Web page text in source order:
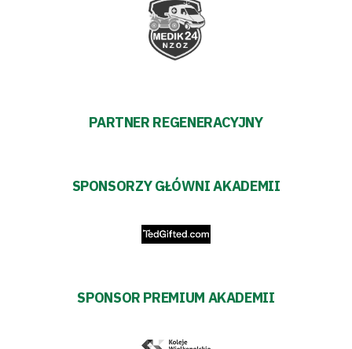
PARTNER REGENERACYJNY
SPONSORZY GŁÓWNI AKADEMII
SPONSOR PREMIUM AKADEMII